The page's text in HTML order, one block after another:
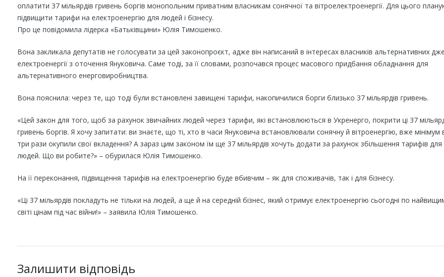
оплатити 37 мільярдів гривень боргів монопольним приватним власникам сонячної та вітроелектроенергії. Для цього
підвищити тарифи на електроенергію для людей і бізнесу.
Про це повідомила лідерка «Батьківщини» Юлія Тимошенко.
Вона закликала депутатів не голосувати за цей законопроєкт, адже він написаний в інтересах власників альтернативних
електроенергії з оточення Януковича. Саме тоді, за її словами, розпочався процес масового придбання обладнання для
альтернативного енерговиробництва.
Вона пояснила: через те, що тоді були встановлені завищені тарифи, накопичилися борги близько 37 мільярдів гривень.
«Цей закон для того, щоб за рахунок звичайних людей через тарифи, які встановлюються в Укренерго, покрити ці 37
гривень боргів. Я хочу запитати: ви знаєте, що ті, хто в часи Януковича встановлювали сонячну й вітроенергію, вже мінімум
три рази окупили свої вкладення? А зараз цим законом їм ще 37 мільярдів хочуть додати за рахунок збільшення тарифів для
людей. Що ви робите?» – обурилася Юлія Тимошенко.
На її переконання, підвищення тарифів на електроенергію буде вбивчим – як для споживачів, так і для бізнесу.
«Ці 37 мільярдів покладуть не тільки на людей, а ще й на середній бізнес, який отримує електроенергію сьогодні по
світі цінам під час війни!» – заявила Юлія Тимошенко.
Залишити відповідь